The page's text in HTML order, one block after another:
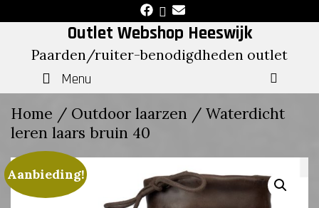
to
content
Outlet Webshop Heeswijk
Paarden/ruiter-benodigdheden outlet
Menu
Home / Outdoor laarzen / Waterdicht
leren laars bruin 40
Aanbieding!